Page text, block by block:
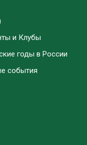
и Клубы
годы в России
события